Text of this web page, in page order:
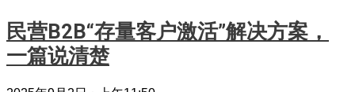
民营B2B“存量客户激活”解决方案，
一篇说清楚